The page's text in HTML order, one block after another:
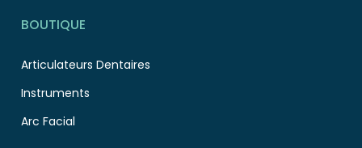
BOUTIQUE
Articulateurs Dentaires
Instruments
Arc Facial